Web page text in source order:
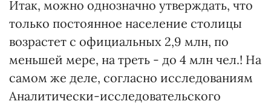
Итак, можно однозначно утверждать, что
только постоянное население столицы
возрастет с официальных 2,9 млн, по
меньшей мере, на треть - до 4 млн чел.! На
самом же деле, согласно исследованиям
Аналитически-исследовательского